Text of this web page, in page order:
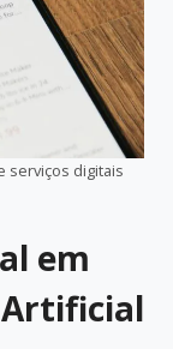
serviços digitais
em